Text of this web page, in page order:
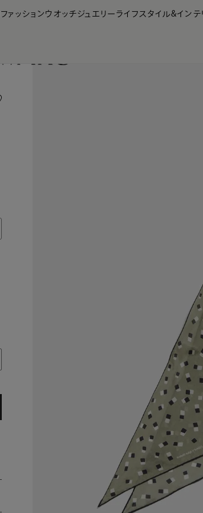
ファッションウオッチジュエリー ライフスタイル&インテ